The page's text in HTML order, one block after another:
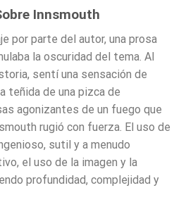
Innsmouth
por parte del autor, una prosa
la oscuridad del tema. Al
sentí una sensación de
teñida de una pizca de
agonizantes de un fuego que
rugió con fuerza. El uso de
sutil y a menudo
el uso de la imagen y la
profundidad, complejidad y